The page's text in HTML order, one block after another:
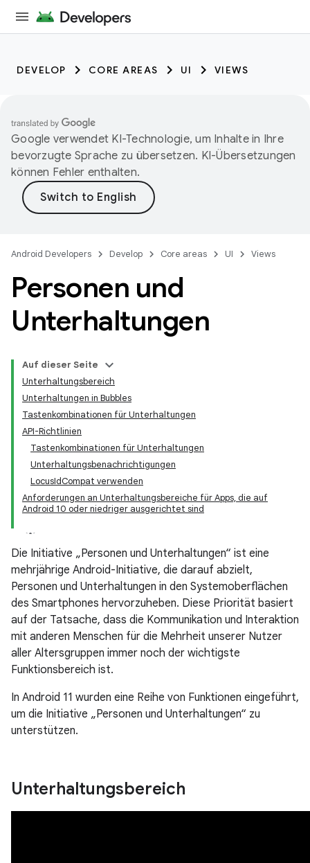
DEVELOP CORE AREAS UI VIEWS
Google verwendet KI-Technologie, um Inhalte in Ihre
bevorzugte Sprache zu übersetzen. KI-Übersetzungen
können Fehler enthalten.
Android Developers Develop Core areas UI Views
Personen und
Unterhaltungen
Auf dieser Seite
Unterhaltungsbereich
Unterhaltungen in Bubbles
Tastenkombinationen für Unterhaltungen
API-Richtlinien
Tastenkombinationen für Unterhaltungen
Unterhaltungsbenachrichtigungen
LocusIdCompat verwenden
Anforderungen an Unterhaltungsbereiche für Apps, die auf
Android 10 oder niedriger ausgerichtet sind
Die Initiative „Personen und Unterhaltungen“ ist eine
mehrjährige Android-Initiative, die darauf abzielt,
Personen und Unterhaltungen in den Systemoberflächen
des Smartphones hervorzuheben. Diese Priorität basiert
auf der Tatsache, dass die Kommunikation und Interaktion
mit anderen Menschen für die Mehrheit unserer Nutzer
aller Altersgruppen immer noch der wichtigste
Funktionsbereich ist.
In Android 11 wurden eine Reihe von Funktionen eingeführt,
um die Initiative „Personen und Unterhaltungen“ zu
unterstützen.
Unterhaltungsbereich